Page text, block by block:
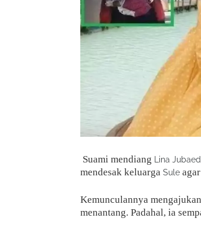
Suami mendiang Lina
mendesak keluarga Sule
Kemunculannya
menantang. Padahal, ia